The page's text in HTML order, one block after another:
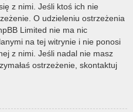
z nimi. Jeśli ktoś ich nie
O udzieleniu ostrzeżenia
Limited nie ma nic
na tej witrynie i nie ponosi
z nimi. Jeśli nadal nie masz
ostrzeżenie, skontaktuj